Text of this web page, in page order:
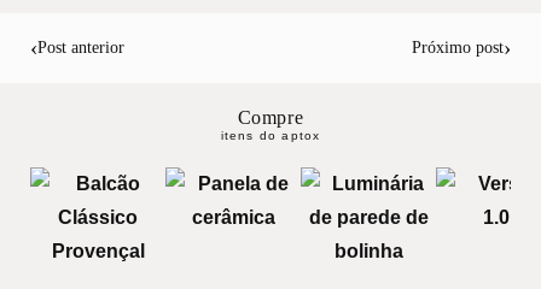
‹Post anterior Próximo post›
Compre
itens do aptox